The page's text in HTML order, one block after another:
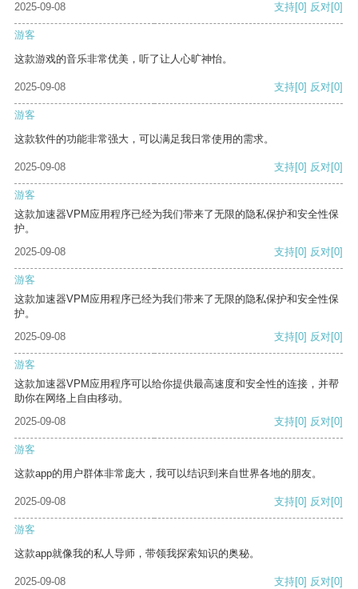
2025-09-08 支持[0] 反对[0]
游客
这款游戏的音乐非常优美，听了让人心旷神怡。
2025-09-08 支持[0] 反对[0]
游客
这款软件的功能非常强大，可以满足我日常使用的需求。
2025-09-08 支持[0] 反对[0]
游客
这款加速器VPM应用程序已经为我们带来了无限的隐私保护和安全性保
护。
2025-09-08
支持[0] 反对[0]
游客
这款加速器VPM应用程序已经为我们带来了无限的隐私保护和安全性保
护。
2025-09-08
支持[0] 反对[0]
游客
这款加速器VPM应用程序可以给你提供最高速度和安全性的连接，并帮
助你在网络上自由移动。
2025-09-08
支持[0] 反对[0]
游客
这款app的用户群体非常庞大，我可以结识到来自世界各地的朋友。
2025-09-08 支持[0] 反对[0]
游客
这款app就像我的私人导师，带领我探索知识的奥秘。
2025-09-08 支持[0] 反对[0]